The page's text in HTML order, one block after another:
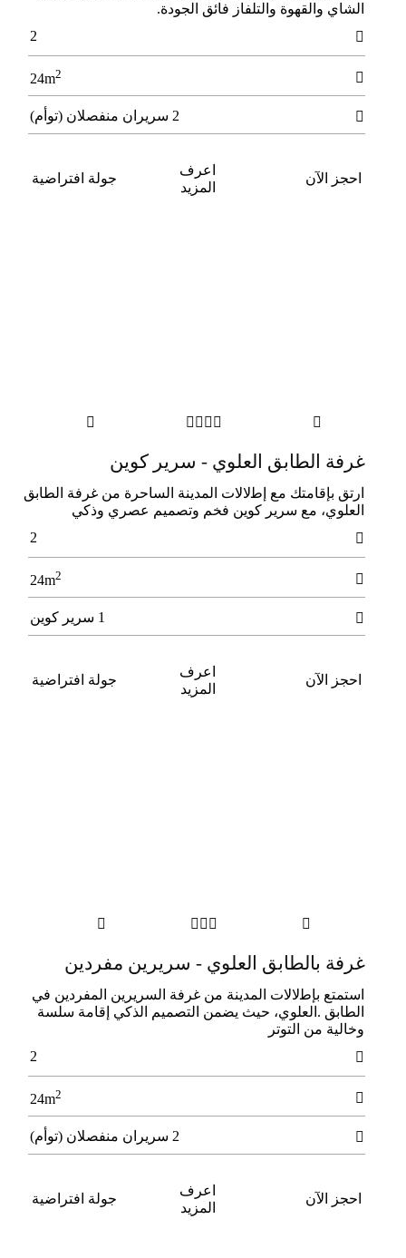
الشاي والقهوة والتلفاز فائق الجودة.

2

24m2
 2 سريران منفصلان (توأم)
احجز الآن
اعرف
المزيد
جولة افتراضية

   

ﻏﺮﻓﺔ اﻟﻄﺎﺑﻖ اﻟﻌﻠﻮي - ﺳﺮﯾﺮ ﻛﻮﯾﻦ
ارﺗﻖ ﺑﺈﻗﺎﻣﺘﻚ ﻣﻊ إﻃلالات اﻟﻤﺪﻳﻨﺔ اﻟﺴﺎﺣﺮة ﻣﻦ ﻏﺮﻓﺔ اﻟﻄﺎﺑﻖ
اﻟﻌﻠﻮي، ﻣﻊ ﺳﺮﻳﺮ ﻛﻮﻳﻦ ﻓﺨﻢ وﺗﺼﻤﻴﻢ ﻋﺼﺮي وذﻛﻲ

2

24m2
 1 سرير كوين
احجز الآن
اعرف
المزيد
جولة افتراضية

  

غرفة بالطابق العلوي - سريرين مفردين
اﺳﺘﻤﺘﻊ ﺑﺈﻃلالات اﻟﻤﺪﻳﻨﺔ ﻣﻦ ﻏﺮﻓﺔ اﻟﺴﺮﻳﺮﻳﻦ اﻟﻤﻔﺮدﻳﻦ ﻓﻲ
اﻟﻄﺎﺑﻖ .اﻟﻌﻠﻮي، ﺣﻴﺚ ﻳﻀﻤﻦ اﻟﺘﺼﻤﻴﻢ اﻟﺬﻛﻲ إﻗﺎﻣﺔ ﺳﻠﺴﺔ
وﺧﺎﻟﻴﺔ ﻣﻦ اﻟﺘﻮﺗﺮ

2

24m2
 2 سريران منفصلان (توأم)
احجز الآن
اعرف
المزيد
جولة افتراضية